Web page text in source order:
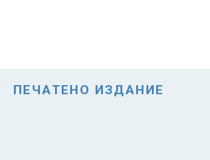
ПЕЧАТЕНО ИЗДАНИЕ